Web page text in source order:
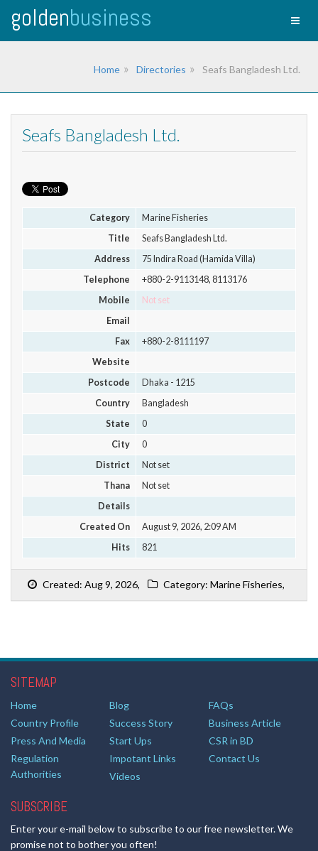
goldenbusiness
Home Directories Seafs Bangladesh Ltd.
Seafs Bangladesh Ltd.
Category
Marine Fisheries
Title
Seafs Bangladesh Ltd.
Address
75 Indira Road (Hamida Villa)
Telephone
+880-2-9113148, 8113176
Mobile
Not set
Email
Fax
+880-2-8111197
Website
Postcode
Dhaka - 1215
Country
Bangladesh
State
0
City
0
District
Not set
Thana
Not set
Details
Created On
August 9, 2026, 2:09 AM
Hits
821
Created: Aug 9, 2026, Category: Marine Fisheries,
SITEMAP
Home Blog
FAQs
Country Profile
Success Story
Business Article
Press And Media
Start Ups
CSR in BD
Regulation
Authorities
Impotant Links
Contact Us
Videos
SUBSCRIBE
Enter your e-mail below to subscribe to our free newsletter. We
promise not to bother you often!